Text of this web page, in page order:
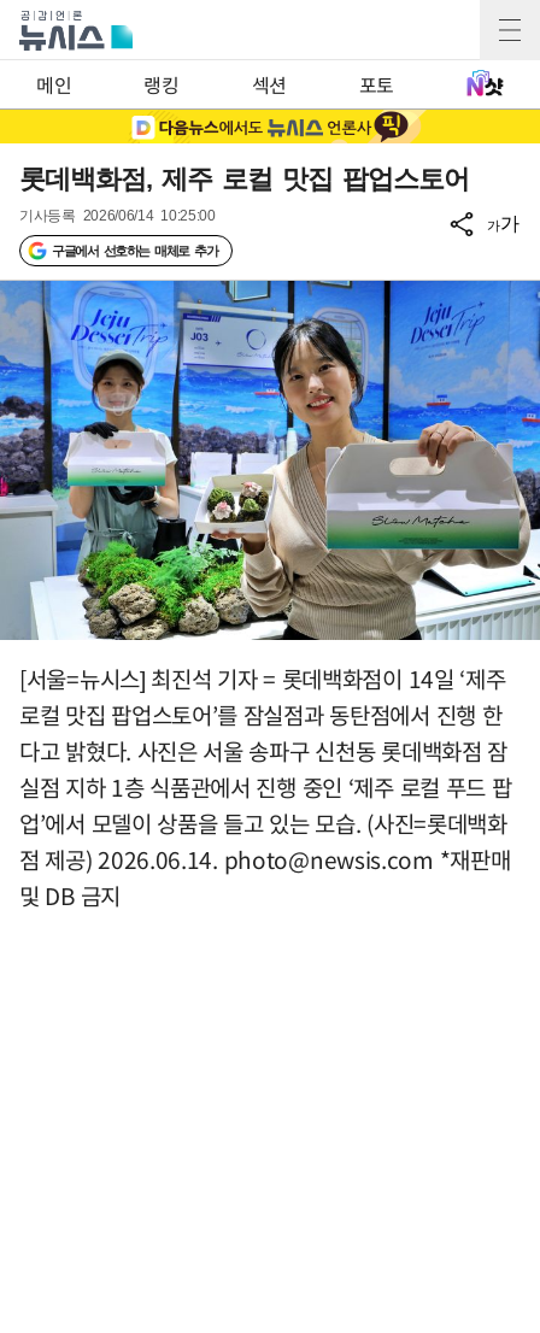
메인 랭킹 섹션 포토
롯데백화점, 제주 로컬 맛집 팝업스토어
기사등록 2026/06/14 10:25:00
구글에서 선호하는 매체로 추가
가가
[서울=뉴시스] 최진석 기자 = 롯데백화점이 14일 ‘제주
로컬 맛집 팝업스토어’를 잠실점과 동탄점에서 진행 한
다고 밝혔다. 사진은 서울 송파구 신천동 롯데백화점 잠
실점 지하 1층 식품관에서 진행 중인 ‘제주 로컬 푸드 팝
업’에서 모델이 상품을 들고 있는 모습. (사진=롯데백화
점 제공) 2026.06.14. photo@newsis.com *재판매
및 DB 금지